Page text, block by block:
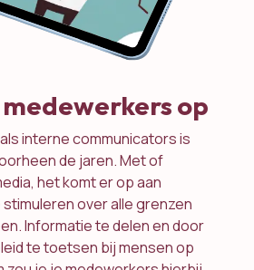
op
interne communicators is
de jaren. Met of
het komt er op aan
over alle grenzen
Informatie te delen en door
te toetsen bij mensen op